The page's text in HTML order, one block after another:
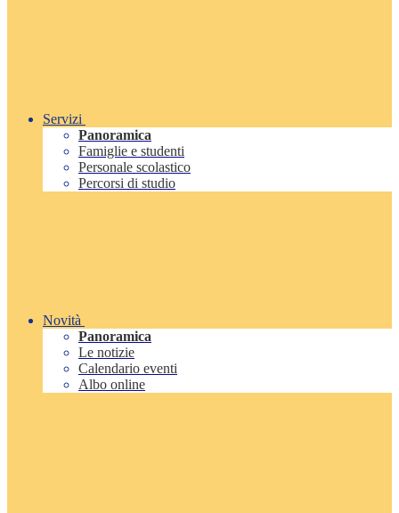
Servizi
Panoramica
Famiglie e studenti
Personale scolastico
Percorsi di studio
Novità
Panoramica
Le notizie
Calendario eventi
Albo online